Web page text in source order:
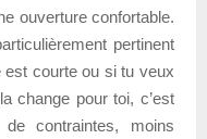
ouverture confortable.
pertinent
courte ou si tu veux
change pour toi, c’est
contraintes, moins